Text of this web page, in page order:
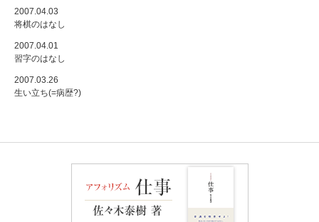
2007.04.03
将棋のはなし
2007.04.01
習字のはなし
2007.03.26
生い立ち(=病歴?)